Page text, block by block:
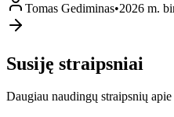
Tomas Gediminas•2026 m.
Susiję straipsniai
Daugiau naudingų straipsnių